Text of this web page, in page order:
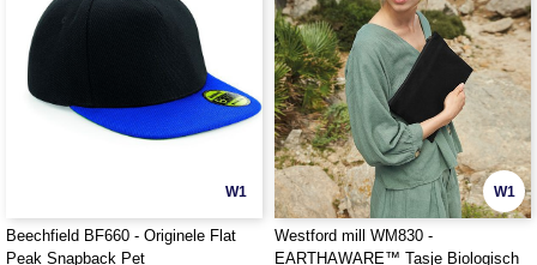
W1
Beechfield BF660 - Originele Flat
Peak Snapback Pet
W1
Westford mill WM830 -
EARTHAWARE™ Tasje Biologisch